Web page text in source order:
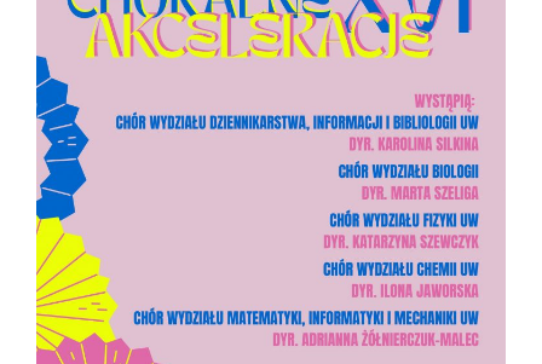
Seminaria
Konferencje
Stopnie i tytuły
Repozytorium „Dane Badawcze UW”
Serwis Naukowy UW